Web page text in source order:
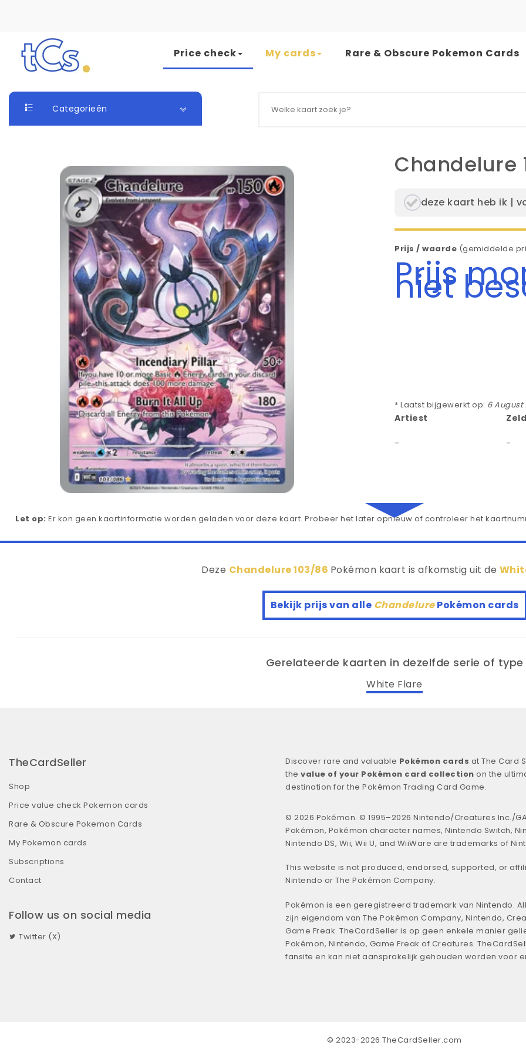
Skip to content
Price check My cards Rare & Obscure Pokemon Cards
Categorieën
Chandelure
deze kaart heb ik |
Prijs / waarde (gemiddelde
Prijs
niet
* Laatst bijgewerkt op: 6 August
Artiest
- -
Let op: Er kon geen kaartinformatie worden geladen voor deze kaart. Probeer het later opnieuw of controleer het
Deze Chandelure 103/86 Pokémon kaart is afkomstig uit de
Bekijk prijs van alle ChandelurePokémon cards
Gerelateerde kaarten in dezelfde serie of type
White Flare
TheCardSeller
Shop
Price value check Pokemon cards
Rare & Obscure Pokemon Cards
My Pokemon cards
Subscriptions
Contact
Follow us on social media
Twitter (X)
Discover rare and valuable Pokémon cards at The Card
the value of your Pokémon card collection on the
destination for the Pokémon Trading Card Game.
© 2026 Pokémon. © 1995–2026 Nintendo/Creatures Inc./
Pokémon, Pokémon character names, Nintendo Switch,
Nintendo DS, Wii, Wii U, and WiiWare are trademarks of
This website is not produced, endorsed, supported, or
Nintendo or The Pokémon Company.
Pokémon is een geregistreerd trademark van Nintendo.
zijn eigendom van The Pokémon Company, Nintendo,
Game Freak. TheCardSeller is op geen enkele manier
Pokémon, Nintendo, Game Freak of Creatures.
fansite en kan niet aansprakelijk gehouden worden voor
© 2023-2026 TheCardSeller.com